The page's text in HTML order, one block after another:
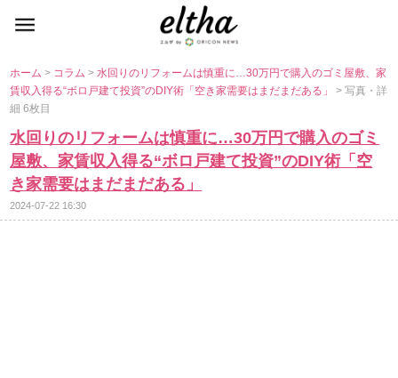
ホーム> コラム>水回りのリフォームは慎重に…30万円で購入のゴミ屋敷、家
賃収入得る“ボロ戸建て投資”のDIY術「空き家需要はまだまだある」> 写真・詳
細 6枚目
水回りのリフォームは慎重に…30万円で購入のゴミ
屋敷、家賃収入得る“ボロ戸建て投資”のDIY術「空
き家需要はまだまだある」
2024-07-22 16:30